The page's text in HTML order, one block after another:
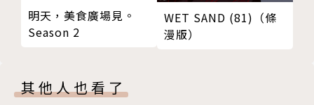
明天，美食廣場見。
Season 2
WET SAND (81)（條
漫版）
其他人也看了